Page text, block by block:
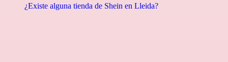
¿Existe alguna tienda de Shein en Lleida?